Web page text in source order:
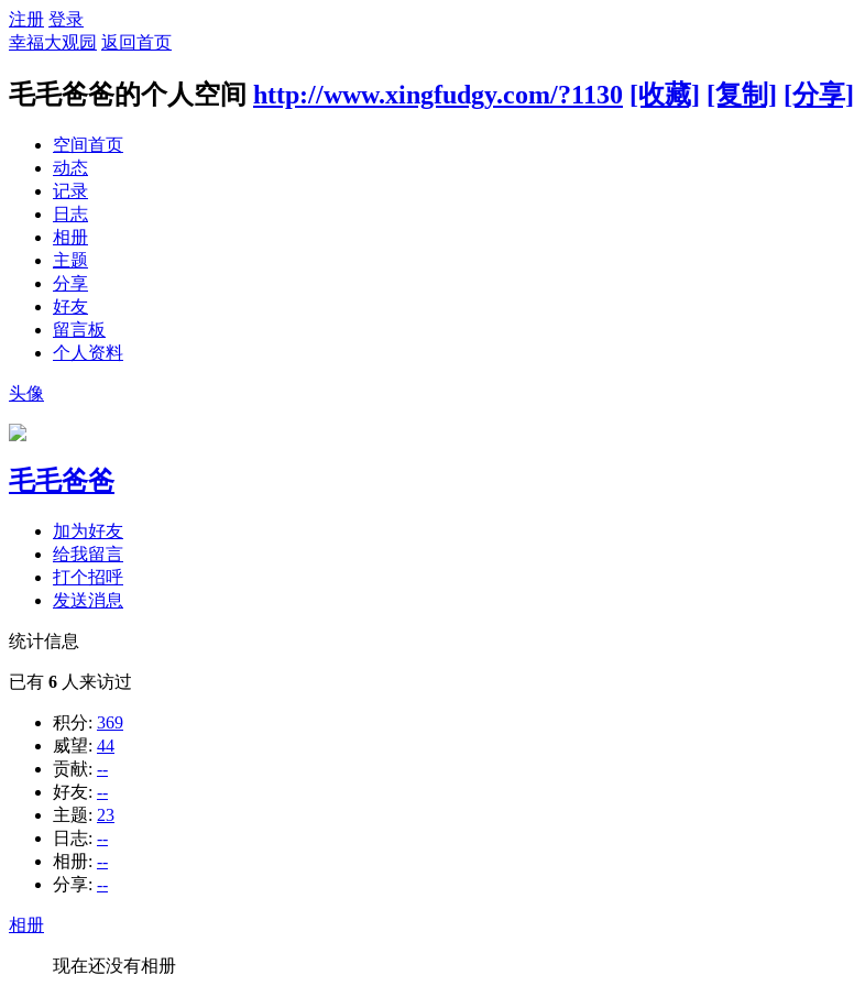
注册 登录
幸福大观园 返回首页
毛毛爸爸的个人空间 http://www.xingfudgy.com/?1130 [收藏] [复制] [分享]
空间首页
动态
记录
日志
相册
主题
分享
好友
留言板
个人资料
头像
毛毛爸爸
加为好友
给我留言
打个招呼
发送消息
统计信息
已有 6 人来访过
积分: 369
威望: 44
贡献: --
好友: --
主题: 23
日志: --
相册: --
分享: --
相册
现在还没有相册